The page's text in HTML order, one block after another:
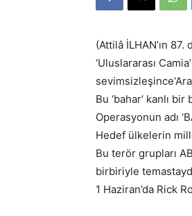
(Attilâ İLHAN’ın
‘Uluslararası
Bu ‘bahar’ kanlı bir
Operasyonun adı
Hedef ülkelerin
Bu terör grupları
birbiriyle
1 Haziran’da Rick